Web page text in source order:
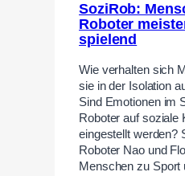
SoziRob:
Roboter
spielend
Wie verhalten sich
sie in der Isolation
Sind Emotionen im
Roboter auf soziale
eingestellt werden?
Roboter Nao und
Menschen zu Sport